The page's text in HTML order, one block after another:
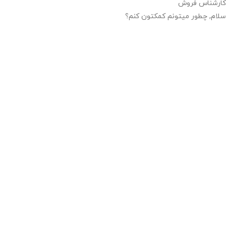
کارشناس فروش
سلام, چطور میتونم کمکتون کنم؟